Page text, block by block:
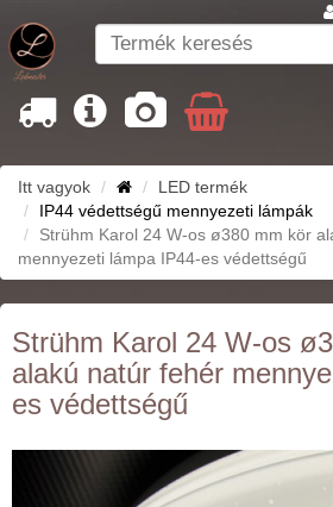
Itt vagyok
LED termék
IP44 védettségű mennyezeti lámpák
Strühm Karol 24 W-os ø380 mm kör
mennyezeti lámpa IP44-es védettségű
Strühm Karol 24 W-os
alakú natúr fehér
es védettségű